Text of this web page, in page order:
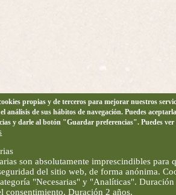
propias y de terceros para mejorar nuestros
análisis de sus hábitos de navegación. Puedes
y darle al botón "Guardar preferencias". Puedes
son absolutamente imprescindibles
del sitio web, de forma anónima.
"Necesarias" y "Analíticas".
consentimiento. Duración 2 años.